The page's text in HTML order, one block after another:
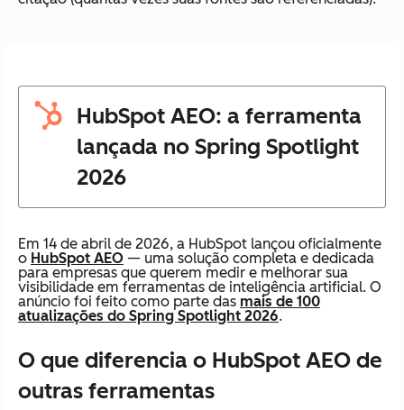
HubSpot AEO: a ferramenta
lançada no Spring Spotlight
2026
Em 14 de abril de 2026, a HubSpot lançou oficialmente
o HubSpot AEO — uma solução completa e dedicada
para empresas que querem medir e melhorar sua
visibilidade em ferramentas de inteligência artificial. O
anúncio foi feito como parte das mais de 100
atualizações do Spring Spotlight 2026.
O que diferencia o HubSpot AEO de
outras ferramentas